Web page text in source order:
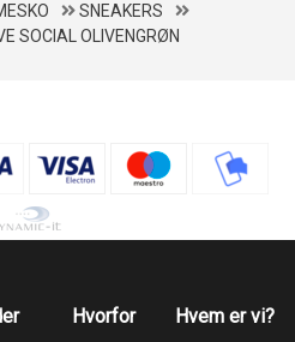
SNEAKERS
SOCIAL OLIVENGRØN
Hvorfor
Hvem er vi?